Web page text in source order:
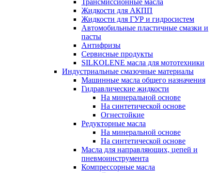
Трансмиссионные масла
Жидкости для АКПП
Жидкости для ГУР и гидросистем
Автомобильные пластичные смазки и
пасты
Антифризы
Сервисные продукты
SILKOLENE масла для мототехники
Индустриальные смазочные материалы
Машинные масла общего назначения
Гидравлические жидкости
На минеральной основе
На синтетической основе
Огнестойкие
Редукторные масла
На минеральной основе
На синтетической основе
Масла для направляющих, цепей и
пневмоинструмента
Компрессорные масла